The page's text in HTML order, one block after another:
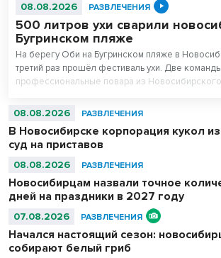
08.08.2026 РАЗВЛЕЧЕНИЯ
500 литров ухи сварили
Бугринском пляже
На берегу Оби на Бугринском пляже в
третий раз прошёл фестиваль ухи. Две
профессиональные повара из
приготовления очередь отдыхающих на пляже
08.08.2026 РАЗВЛЕЧЕНИЯ
В Новосибирске корпорация кукол
суд на приставов
08.08.2026 РАЗВЛЕЧЕНИЯ
Новосибирцам назвали точное
дней на праздники в 2027 году
07.08.2026 РАЗВЛЕЧЕНИЯ
Начался настоящий сезон:
собирают белый гриб